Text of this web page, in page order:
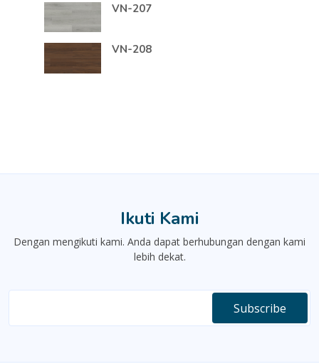
VN-207
VN-208
Ikuti Kami
Dengan mengikuti kami. Anda dapat berhubungan dengan kami
lebih dekat.